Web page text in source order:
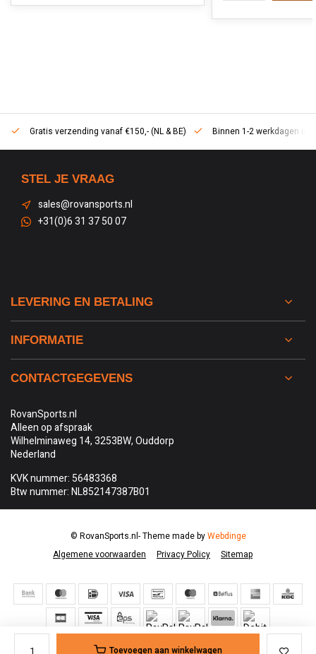
Toevoegen aan winkelwagen
Gratis verzending vanaf €150,- (NL & BE) Binnen 1-2 werkdagen in
STEL JE VRAAG
sales@rovansports.nl
+31(0)6 31 37 50 07
LEVERING EN BETALING
INFORMATIE
CONTACTGEGEVENS
RovanSports.nl
Alleen op afspraak
Wilhelminaweg 14, 3253BW, Ouddorp
Nederland
KVK nummer: 56483368
Btw nummer: NL852147387B01
Algemene voorwaarden Privacy Policy Sitemap
© RovanSports.nl- Theme made byWebdinge